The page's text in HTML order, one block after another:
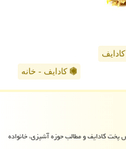
کادایف - خانه
پخت کادایف و مطالب حوزه آشپزی، خانواده